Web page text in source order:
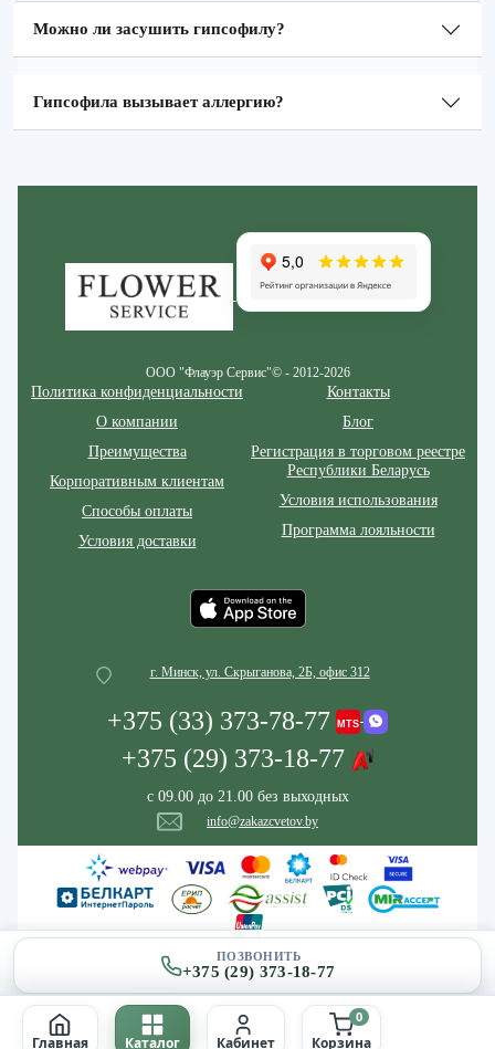
ПОЗВОНИТЬ
+375 (29) 373-18-77
Главная Каталог Кабинет Корзина
0
Можно ли засушить гипсофилу?
Гипсофила вызывает аллергию?
ООО "Флауэр Сервис"© - 2012-2026
Политика конфиденциальности
О компании
Преимущества
Корпоративным клиентам
Способы оплаты
Условия доставки
Контакты
Блог
Регистрация в торговом реестре
Республики Беларусь
Условия использования
Программа лояльности
г. Минск, ул. Скрыганова, 2Б, офис 312
+375 (33) 373-78-77
+375 (29) 373-18-77
с 09.00 до 21.00 без выходных
info@zakazcvetov.by